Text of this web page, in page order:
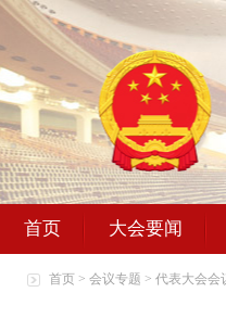
首页 大会要闻
首页 > 会议专题 > 代表大会会